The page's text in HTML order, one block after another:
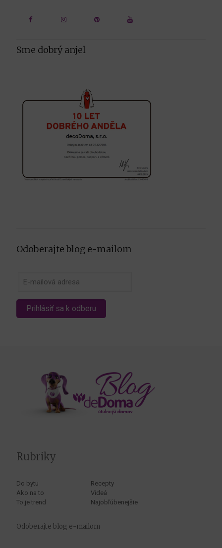
Sme dobrý anjel
Odoberajte blog e-mailom
Rubriky
Do bytu
Ako na to
To je trend
Recepty
Videá
Najobľúbenejšie
Odoberajte blog e-mailom